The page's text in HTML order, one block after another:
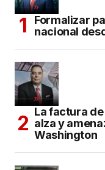
Formalizar
nacional
La factura
alza y
Washington